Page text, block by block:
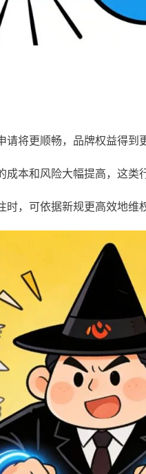
将更顺畅，品牌权益得到
本和风险大幅提高，这类
，可依据新规更高效地维